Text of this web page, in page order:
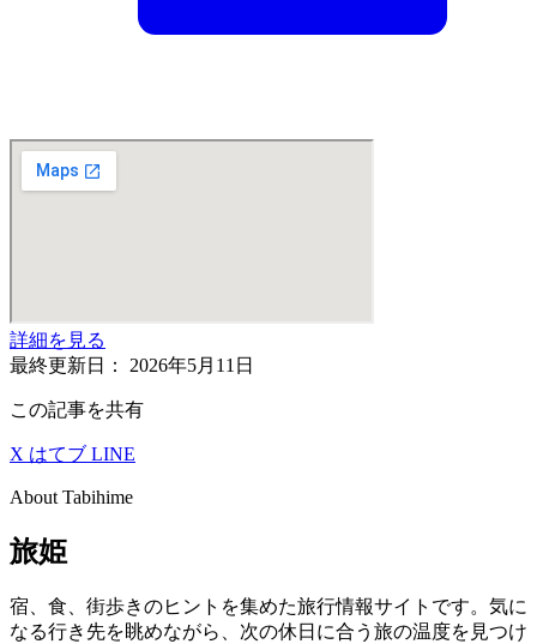
詳細を見る
最終更新日： 2026年5月11日
この記事を共有
X はてブ LINE
About Tabihime
旅姫
宿、食、街歩きのヒントを集めた旅行情報サイトです。気に
なる行き先を眺めながら、次の休日に合う旅の温度を見つけ